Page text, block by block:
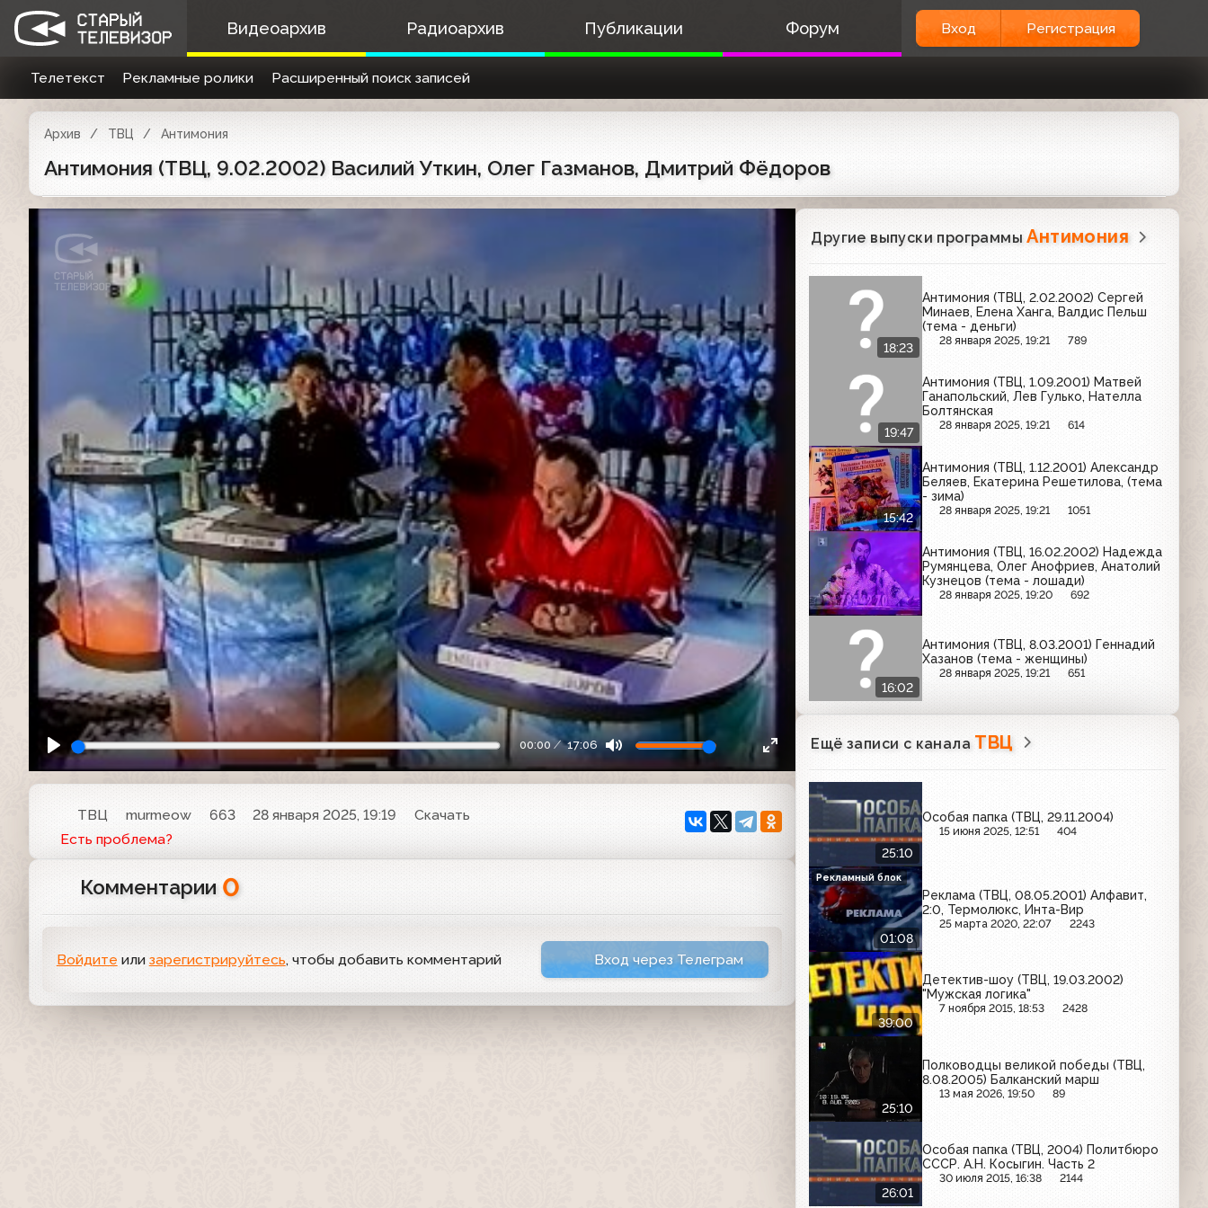
Видеоархив Радиоархив Публикации Форум Вход Регистрация
Телетекст Рекламные ролики Расширенный поиск записей
Архив ТВЦ Антимония
Антимония (ТВЦ, 9.02.2002) Василий Уткин, Олег Газманов, Дмитрий Фёдоров
00:00 17:06
ТВЦ murmeow 663 28 января 2025, 19:19
Скачать
Есть проблема?
Комментарии 0
Войдите или зарегистрируйтесь, чтобы добавить комментарий Вход через Телеграм
Другие выпуски программыАнтимония
18:23
Антимония (ТВЦ, 2.02.2002) Сергей
Минаев, Елена Ханга, Валдис Пельш
(тема - деньги)
28 января 2025, 19:21 789
19:47
Антимония (ТВЦ, 1.09.2001) Матвей
Ганапольский, Лев Гулько, Нателла
Болтянская
28 января 2025, 19:21 614
15:42
Антимония (ТВЦ, 1.12.2001) Александр
Беляев, Екатерина Решетилова, (тема
- зима)
28 января 2025, 19:21 1051
Антимония (ТВЦ, 16.02.2002) Надежда
Румянцева, Олег Анофриев, Анатолий
Кузнецов (тема - лошади)
28 января 2025, 19:20 692
16:02
Антимония (ТВЦ, 8.03.2001) Геннадий
Хазанов (тема - женщины)
28 января 2025, 19:21 651
Ещё записи с канала ТВЦ
25:10
Особая папка (ТВЦ, 29.11.2004)
15 июня 2025, 12:51 404
01:08
Реклама (ТВЦ, 08.05.2001) Алфавит,
2:0, Термолюкс, Инта-Вир
25 марта 2020, 22:07 2243
Рекламный блок
39:00
Детектив-шоу (ТВЦ, 19.03.2002)
"Мужская логика"
7 ноября 2015, 18:53 2428
25:10
Полководцы великой победы (ТВЦ,
8.08.2005) Балканский марш
13 мая 2026, 19:50 89
26:01
Особая папка (ТВЦ, 2004) Политбюро
СССР. А.Н. Косыгин. Часть 2
30 июля 2015, 16:38 2144